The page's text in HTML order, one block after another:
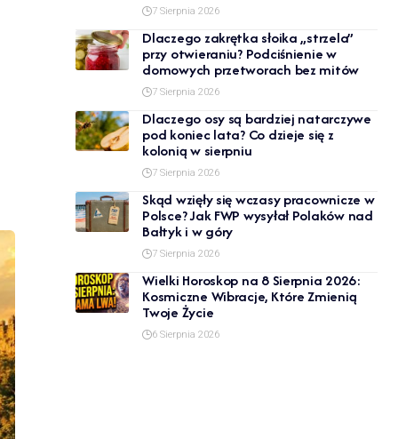
7 Sierpnia 2026
Dlaczego zakrętka słoika „strzela”
przy otwieraniu? Podciśnienie w
domowych przetworach bez mitów
7 Sierpnia 2026
Dlaczego osy są bardziej natarczywe
pod koniec lata? Co dzieje się z
kolonią w sierpniu
7 Sierpnia 2026
Skąd wzięły się wczasy pracownicze w
Polsce? Jak FWP wysyłał Polaków nad
Bałtyk i w góry
7 Sierpnia 2026
Wielki Horoskop na 8 Sierpnia 2026:
Kosmiczne Wibracje, Które Zmienią
Twoje Życie
6 Sierpnia 2026